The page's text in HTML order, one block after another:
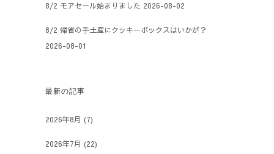
8/2 モアセール始まりました 2026-08-02
8/2 帰省の手土産にクッキーボックスはいかが？
2026-08-01
最新の記事
2026年8月 (7)
2026年7月 (22)